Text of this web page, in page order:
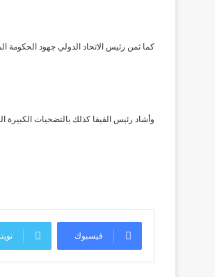
كما ثمن رئيس الاتحاد الدولي جهود الحكومة
وأشاد رئيس الفيفا كذلك بالتضحيات الكبيرة
فيسبوك